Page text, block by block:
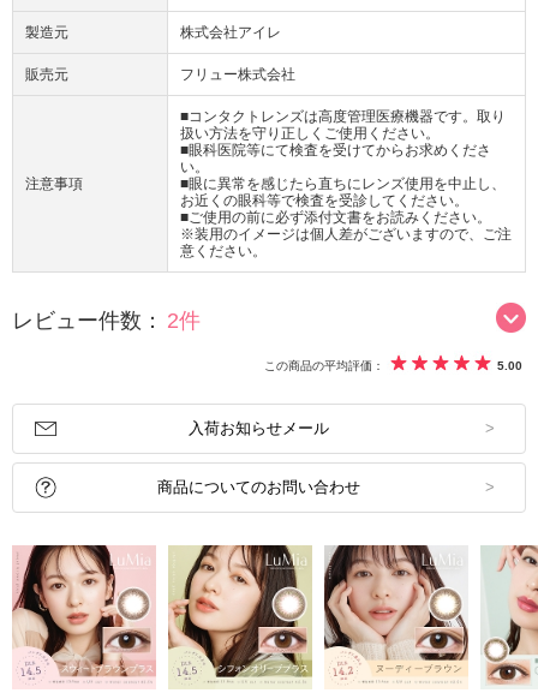
製造元 株式会社アイレ
販売元 フリュー株式会社
注意事項
■コンタクトレンズは高度管理医療機器です。取り
扱い方法を守り正しくご使用ください。
■眼科医院等にて検査を受けてからお求めくださ
い。
■眼に異常を感じたら直ちにレンズ使用を中止し、
お近くの眼科等で検査を受診してください。
■ご使用の前に必ず添付文書をお読みください。
※装用のイメージは個人差がございますので、ご注
意ください。
レビュー件数： 2件
この商品の平均評価： 5.00
入荷お知らせメール
商品についてのお問い合わせ